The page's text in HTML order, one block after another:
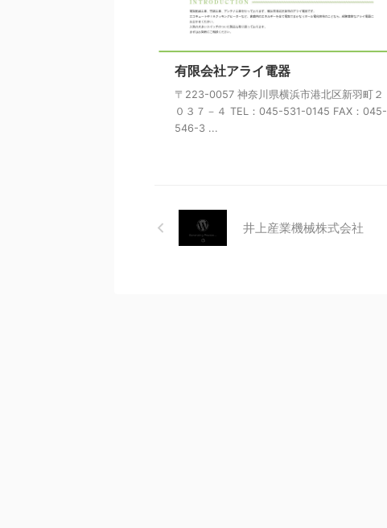
有限会社アライ電器
〒223-0057 神奈川県横浜市港北区新羽町２
０３７－４ TEL：045-531-0145 FAX：045-
546-3 ...
井上産業機械株式会社